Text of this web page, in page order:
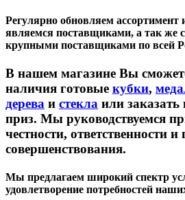
Регулярно обновляем
являемся поставщиками, а так же
крупными поставщиками по всей
В нашем магазине Вы
наличия готовые кубки,
дерева и стекла или
приз. Мы руководствуемся
честности, ответственности и
совершенствования.
Мы предлагаем широкий спектр
удовлетворение потребностей